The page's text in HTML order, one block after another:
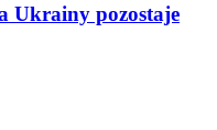
Ukrainy pozostaje